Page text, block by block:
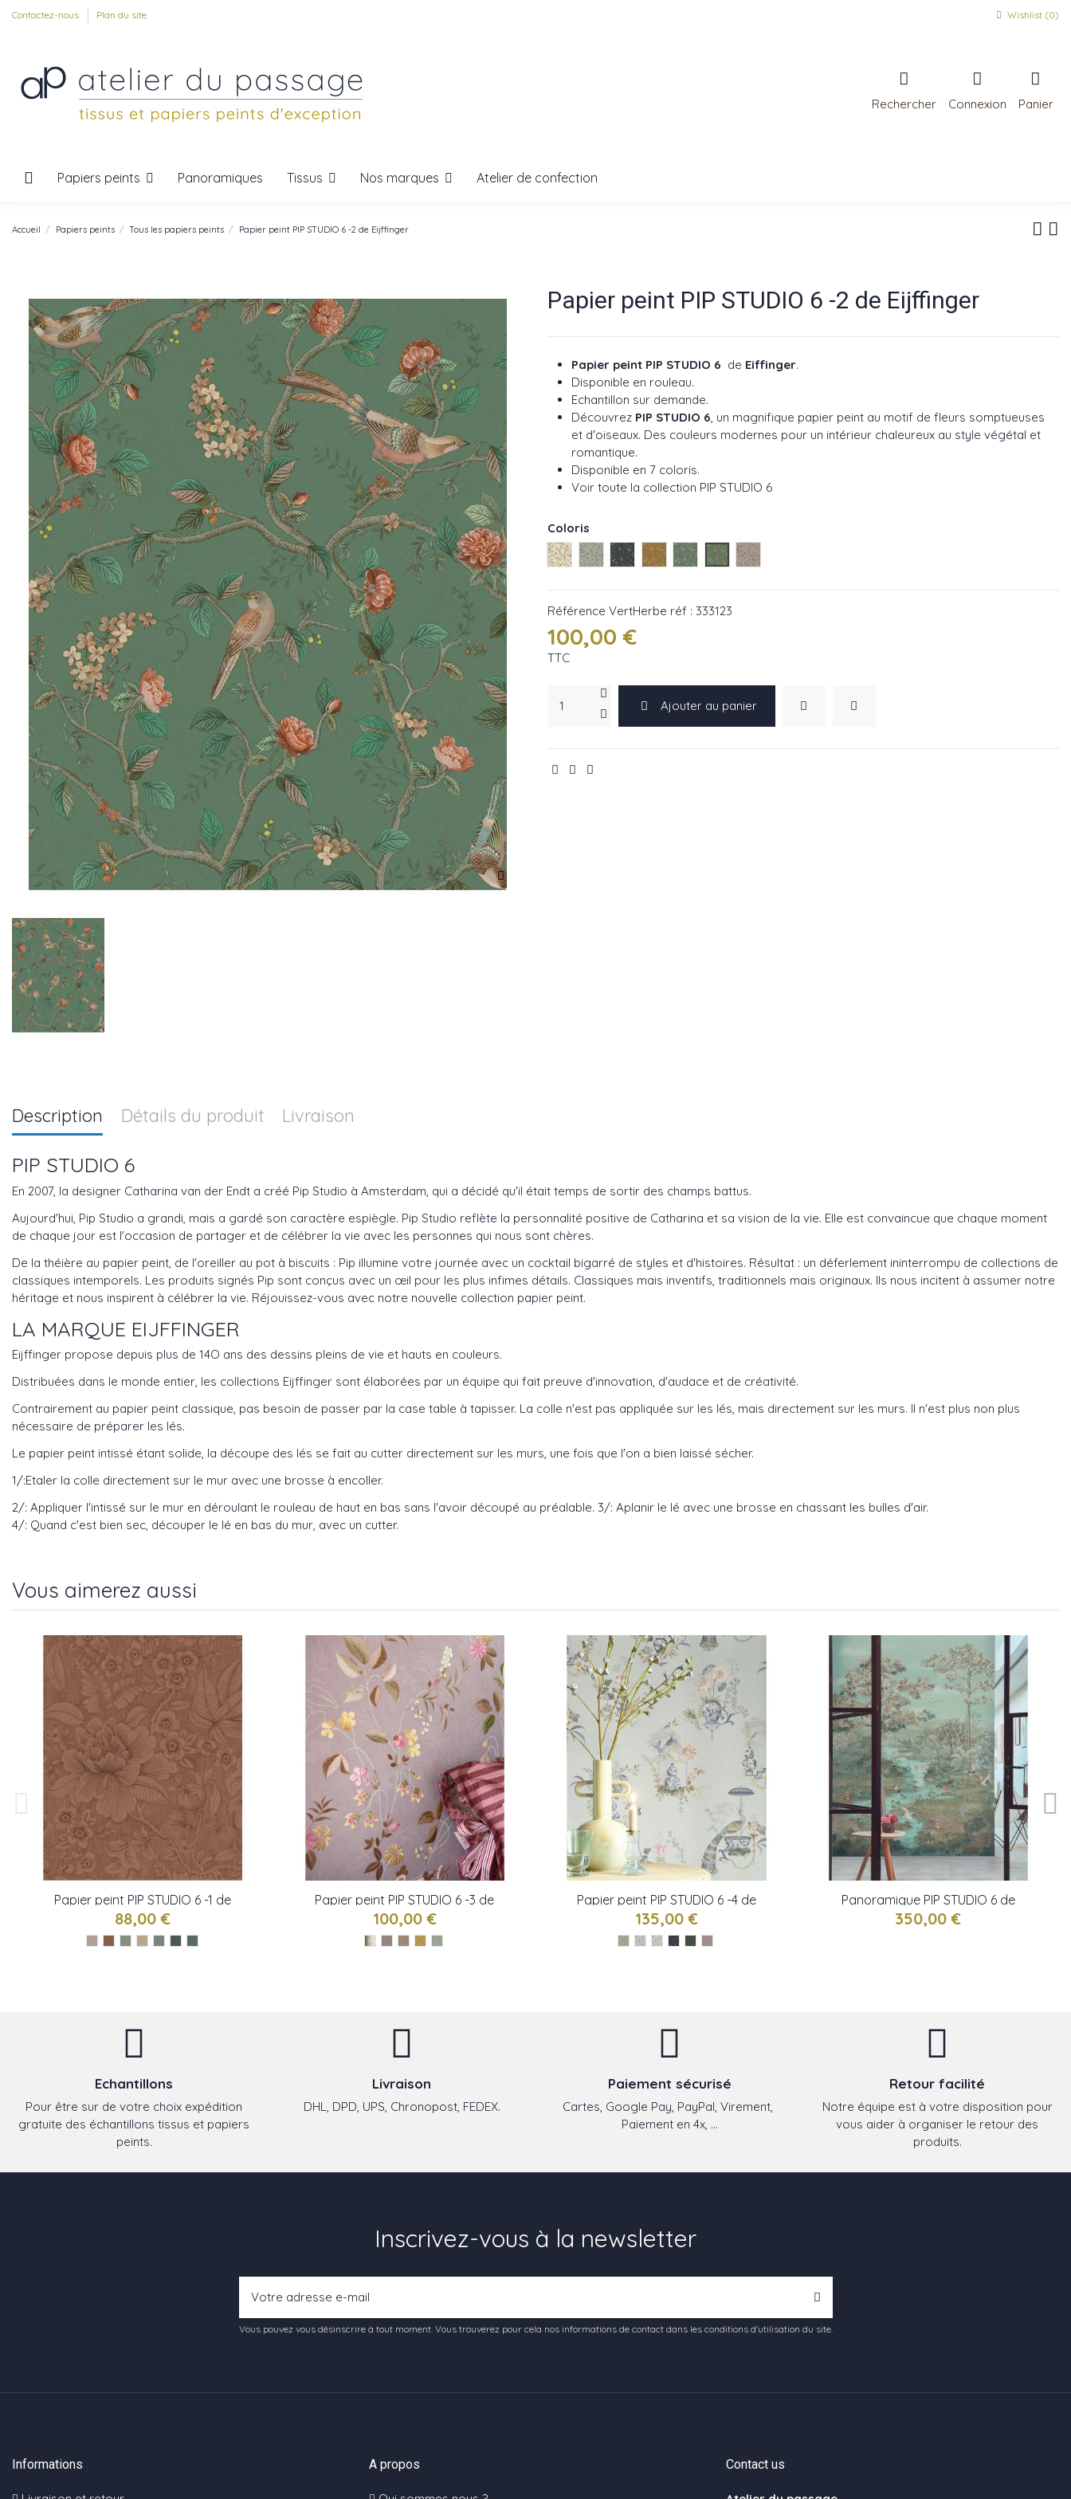
Contactez-nous Plan du site Wishlist (0)
Rechercher Connexion Panier
Papiers peints Panoramiques Tissus Nos marques Atelier de confection
Accueil Papiers peints Tous les papiers peints Papier peint PIP STUDIO 6 -2 de Eijffinger
Papier peint PIP STUDIO 6 -2 de Eijffinger
Papier peint PIP STUDIO 6 de Eiffinger.
Disponible en rouleau.
Echantillon sur demande.
Découvrez PIP STUDIO 6, un magnifique papier peint au motif de fleurs somptueuses
et d'oiseaux. Des couleurs modernes pour un intérieur chaleureux au style végétal et
romantique.
Disponible en 7 coloris.
Voir toute la collection PIP STUDIO 6
Coloris
BeigeSable réf : 333120
Vert réf : 333121
Bleu réf : 333126
JauneOcre réf : 333125
VertBouteille réf : 333124
VertHerbe réf : 333123
Rose réf : 333122
Référence VertHerbe réf : 333123
100,00 €
TTC
Ajouter au panier
Description Détails du produit Livraison
PIP STUDIO 6
En 2007, la designer Catharina van der Endt a créé Pip Studio à Amsterdam, qui a décidé qu'il était temps de sortir des champs battus.
Aujourd'hui, Pip Studio a grandi, mais a gardé son caractère espiègle. Pip Studio reflète la personnalité positive de Catharina et sa vision de la vie. Elle est convaincue que chaque moment
de chaque jour est l'occasion de partager et de célébrer la vie avec les personnes qui nous sont chères.
De la théière au papier peint, de l'oreiller au pot à biscuits : Pip illumine votre journée avec un cocktail bigarré de styles et d'histoires. Résultat : un déferlement ininterrompu de collections de
classiques intemporels. Les produits signés Pip sont conçus avec un œil pour les plus infimes détails. Classiques mais inventifs, traditionnels mais originaux. Ils nous incitent à assumer notre
héritage et nous inspirent à célébrer la vie. Réjouissez-vous avec notre nouvelle collection papier peint.
LA MARQUE EIJFFINGER
Eijffinger propose depuis plus de 14O ans des dessins pleins de vie et hauts en couleurs.
Distribuées dans le monde entier, les collections Eijffinger sont élaborées par un équipe qui fait preuve d'innovation, d'audace et de créativité.
Contrairement au papier peint classique, pas besoin de passer par la case table à tapisser. La colle n'est pas appliquée sur les lés, mais directement sur les murs. Il n'est plus non plus
nécessaire de préparer les lés.
Le papier peint intissé étant solide, la découpe des lés se fait au cutter directement sur les murs, une fois que l'on a bien laissé sécher.
1/:Etaler la colle directement sur le mur avec une brosse à encoller.
2/: Appliquer l'intissé sur le mur en déroulant le rouleau de haut en bas sans l'avoir découpé au préalable. 3/: Aplanir le lé avec une brosse en chassant les bulles d'air.
4/: Quand c'est bien sec, découper le lé en bas du mur, avec un cutter.
Vous aimerez aussi
Papier peint PIP STUDIO 6 -1 de
Eijffinger
88,00 €
Papier peint PIP STUDIO 6 -3 de
Eijffinger
100,00 €
Papier peint PIP STUDIO 6 -4 de
Eijffinger
135,00 €
Panoramique PIP STUDIO 6 de
Eijffinger
350,00 €
Echantillons
Pour être sur de votre choix expédition
gratuite des échantillons tissus et papiers
peints.
Livraison
DHL, DPD, UPS, Chronopost, FEDEX.
Paiement sécurisé
Cartes, Google Pay, PayPal, Virement,
Paiement en 4x, ...
Retour facilité
Notre équipe est à votre disposition pour
vous aider à organiser le retour des
produits.
Inscrivez-vous à la newsletter
Vous pouvez vous désinscrire à tout moment. Vous trouverez pour cela nos informations de contact dans les conditions d'utilisation du site.
Informations A propos Contact us